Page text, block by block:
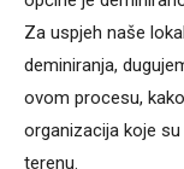
Za uspjeh naše
deminiranja,
ovom procesu,
organizacija koje
terenu.